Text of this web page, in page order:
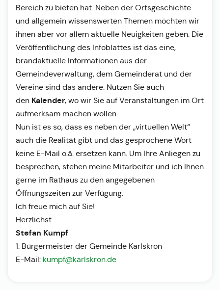
Bereich zu bieten hat. Neben der Ortsgeschichte
und allgemein wissenswerten Themen möchten wir
ihnen aber vor allem aktuelle Neuigkeiten geben. Die
Veröffentlichung des Infoblattes ist das eine,
brandaktuelle Informationen aus der
Gemeindeverwaltung, dem Gemeinderat und der
Vereine sind das andere. Nutzen Sie auch
den Kalender, wo wir Sie auf Veranstaltungen im Ort
aufmerksam machen wollen.
Nun ist es so, dass es neben der „virtuellen Welt“
auch die Realität gibt und das gesprochene Wort
keine E-Mail o.ä. ersetzen kann. Um Ihre Anliegen zu
besprechen, stehen meine Mitarbeiter und ich Ihnen
gerne im Rathaus zu den angegebenen
Öffnungszeiten zur Verfügung.
Ich freue mich auf Sie!
Herzlichst
Stefan Kumpf
1. Bürgermeister der Gemeinde Karlskron
E-Mail: kumpf@karlskron.de